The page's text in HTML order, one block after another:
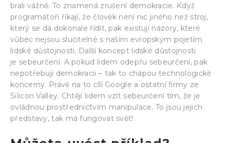
brali vážně. To znamená zrušení demokracie. Když
programátoři říkají, že člověk není nic jiného než stroj,
který se dá dokonale řídit, pak existují názory, které
vůbec nejsou slučitelné s naším evropským pojetím
lidské důstojnosti. Další koncept lidské důstojnosti
je sebeurčení. A pokud lidem odepřu sebeurčení, pak
nepotřebuji demokracii – tak to chápou technologické
koncerny. Právě na to cílí Google a ostatní firmy ze
Silicon Valley. Chtějí lidem vzít sebeurčení tím, že je
ovládnou prostřednictvím manipulace. To jsou jejich
představy, tak má fungovat svět!